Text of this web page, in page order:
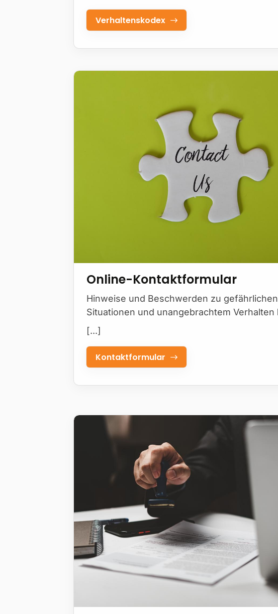
Verhaltenskodex
Online-Kontaktformular
Hinweise und Beschwerden zu gefährlichen
Situationen und unangebrachtem Verhalten
[...]
Kontaktformular